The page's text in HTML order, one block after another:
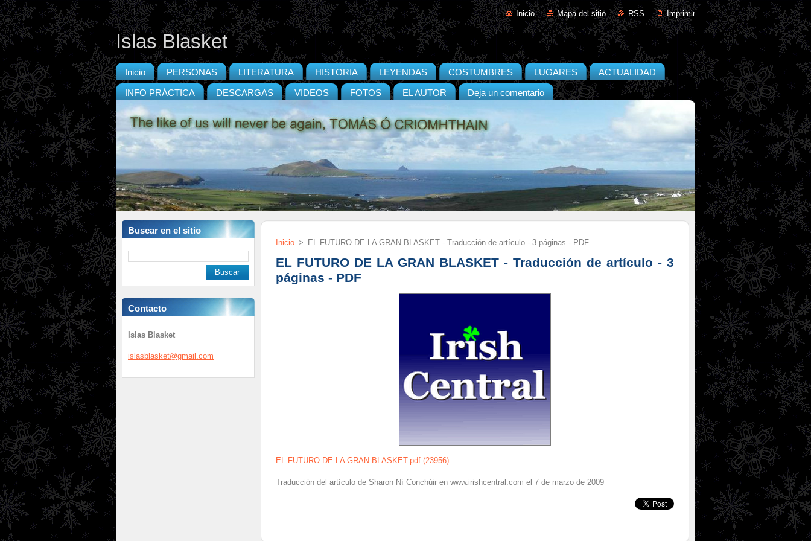
Inicio Mapa del sitio RSS Imprimir
Islas Blasket
Inicio PERSONAS LITERATURA HISTORIA LEYENDAS COSTUMBRES LUGARES ACTUALIDAD
INFO PRÁCTICA DESCARGAS VIDEOS FOTOS EL AUTOR Deja un comentario
Buscar en el sitio
Contacto
Islas Blasket
islasblasket@gmail.com
Inicio > EL FUTURO DE LA GRAN BLASKET - Traducción de artículo - 3 páginas - PDF
EL FUTURO DE LA GRAN BLASKET - Traducción de artículo - 3
páginas - PDF
EL FUTURO DE LA GRAN BLASKET.pdf (23956)
Traducción del artículo de Sharon Ní Conchúir en www.irishcentral.com el 7 de marzo de 2009